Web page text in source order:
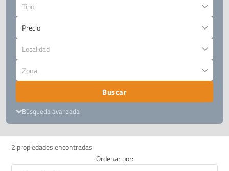
Tipo
Localidad
Zona
Buscar
Búsqueda avanzada
2 propiedades encontradas
Ordenar por: